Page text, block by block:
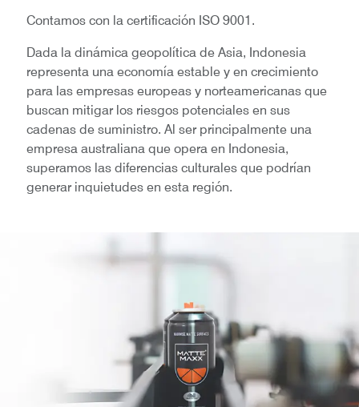
Contamos con la certificación ISO 9001.
Dada la dinámica geopolítica de Asia, Indonesia
representa una economía estable y en crecimiento
para las empresas europeas y norteamericanas que
buscan mitigar los riesgos potenciales en sus
cadenas de suministro. Al ser principalmente una
empresa australiana que opera en Indonesia,
superamos las diferencias culturales que podrían
generar inquietudes en esta región.